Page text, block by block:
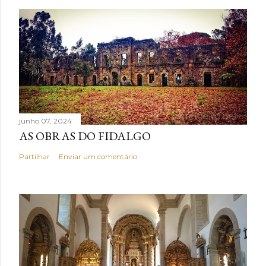
junho 07, 2024
AS OBRAS DO FIDALGO
Partilhar Enviar um comentário